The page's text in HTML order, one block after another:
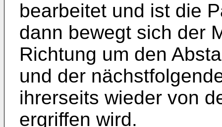
bearbeitet und ist die
dann bewegt sich der
Richtung um den
und der
ihrerseits wieder von
ergriffen wird.